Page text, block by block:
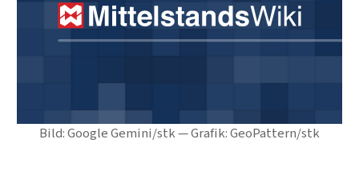
Bild: Google Gemini/stk — Grafik: GeoPattern/stk